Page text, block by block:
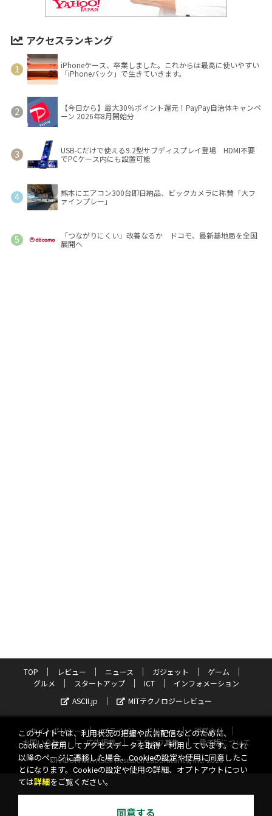
アクセスランキング
iPhoneケース、卒業しました。これからは最高に使いやすい
「iPhoneバック」で生きていきます。
【今日から】最大30％ポイント還元！PayPay自治体キャンペ
ーン 2026年8月開始分
USB-Cだけで使える9.2型サブディスプレイ登場 HDMI不要
でPCケース内にも設置可能
熊本にエアコン300台即日納品、ビックカメラに称賛「大フ
ァインプレー」
「つながりにくい」改善なるか ドコモ、最新基地局を全国
展開へ
TOP レビュー ニュース ガジェット
ゲーム
グルメ
スタートアップ ICT
インフォメーション
ASCII.jp
MITテクノロジーレビュー
サイトポリシー プライバシーポリシー
運営会社
お問い合わせ
広告掲載 スタッフ募集
電子版について
©KADOKAWA ASCII Research Laboratories, Inc. 2026
このサイトでは、利用状況の把握や広告配信などのために、
Cookieを使用してアクセスデータを取得・利用しています。これ
以降のページに遷移した場合、Cookieの設定や使用に同意したこ
とになります。Cookieの設定や使用の詳細、オプトアウトについ
ては詳細 をご覧ください。
同意する